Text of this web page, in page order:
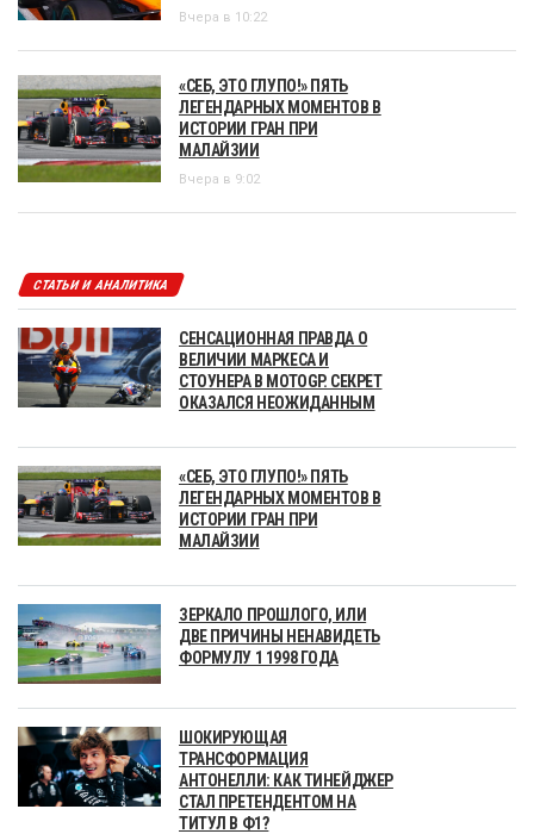
Вчера в 10:22
«СЕБ, ЭТО ГЛУПО!» ПЯТЬ
ЛЕГЕНДАРНЫХ МОМЕНТОВ В
ИСТОРИИ ГРАН ПРИ
МАЛАЙЗИИ
Вчера в 9:02
СТАТЬИ И АНАЛИТИКА
СЕНСАЦИОННАЯ ПРАВДА О
ВЕЛИЧИИ МАРКЕСА И
СТОУНЕРА В MOTOGP. СЕКРЕТ
ОКАЗАЛСЯ НЕОЖИДАННЫМ
«СЕБ, ЭТО ГЛУПО!» ПЯТЬ
ЛЕГЕНДАРНЫХ МОМЕНТОВ В
ИСТОРИИ ГРАН ПРИ
МАЛАЙЗИИ
ЗЕРКАЛО ПРОШЛОГО, ИЛИ
ДВЕ ПРИЧИНЫ НЕНАВИДЕТЬ
ФОРМУЛУ 1 1998 ГОДА
ШОКИРУЮЩАЯ
ТРАНСФОРМАЦИЯ
АНТОНЕЛЛИ: КАК ТИНЕЙДЖЕР
СТАЛ ПРЕТЕНДЕНТОМ НА
ТИТУЛ В Ф1?